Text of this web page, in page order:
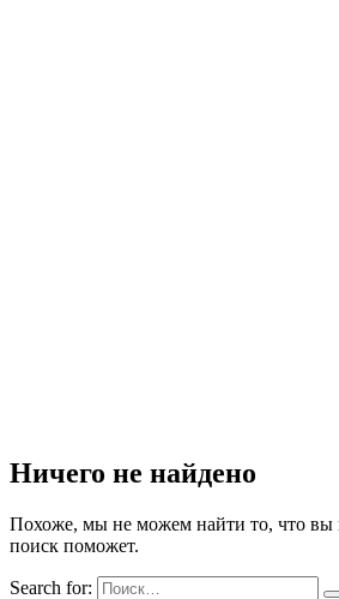
Ничего не найдено
Похоже, мы не можем найти то, что
поиск поможет.
Search for: